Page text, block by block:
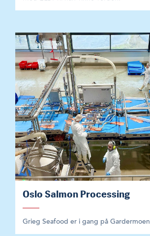
Oslo Salmon Processing
Grieg Seafood er i gang på Gardermoen